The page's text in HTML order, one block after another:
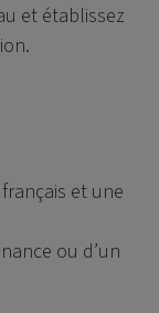
et établissez
et une
ou d’un